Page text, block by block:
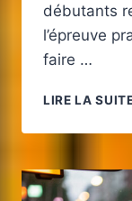
débutants
l’épreuve
faire …
LIRE LA